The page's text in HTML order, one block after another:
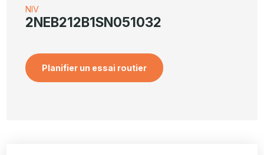
NIV
2NEB212B1SN051032
Planifier un essai routier